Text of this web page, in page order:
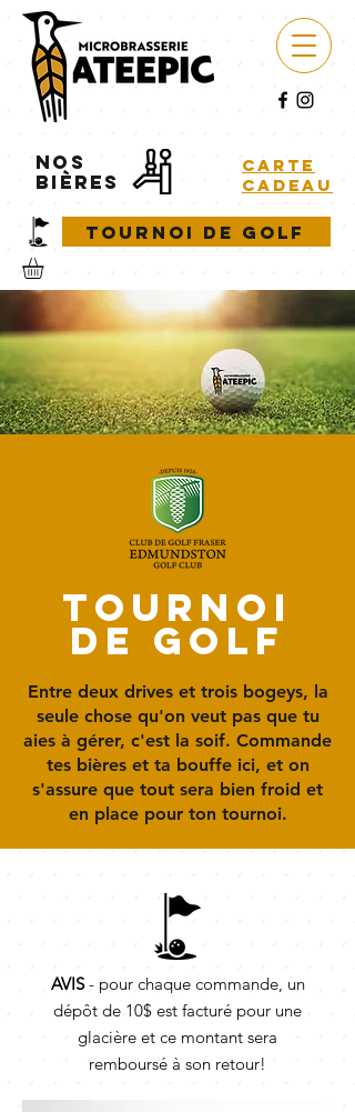
NOS
BIÈRES
carte
cadeau
Tournoi de golf
tournoi
de golf
Entre deux drives et trois bogeys, la
seule chose qu'on veut pas que tu
aies à gérer, c'est la soif. Commande
tes bières et ta bouffe ici, et on
s'assure que tout sera bien froid et
en place pour ton tournoi.
AVIS- pour chaque commande, un
dépôt de 10$ est facturé pour une
glacière et ce montant sera
remboursé à son retour!